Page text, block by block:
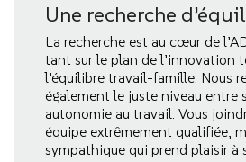
Une recherche
La recherche est au cœur de
tant sur le plan de l’innovation
l’équilibre travail-famille. Nous
également le juste niveau entre
autonomie au travail. Vous
équipe extrêmement qualifiée,
sympathique qui prend plaisir à